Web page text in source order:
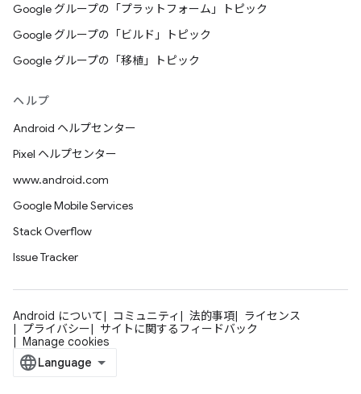
Google グループの「プラットフォーム」トピック
Google グループの「ビルド」トピック
Google グループの「移植」トピック
ヘルプ
Android ヘルプセンター
Pixel ヘルプセンター
www.android.com
Google Mobile Services
Stack Overflow
Issue Tracker
Android について コミュニティ 法的事項
ライセンス
プライバシー
サイトに関するフィードバック
Manage cookies